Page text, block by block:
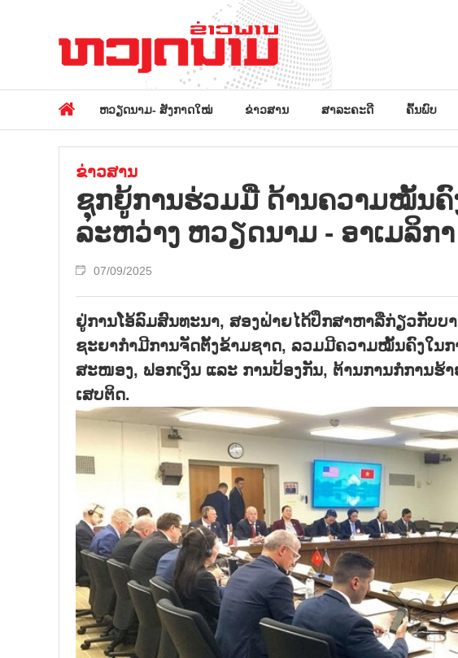
ຫວຽດນາມ- ສັງກາດໃໝ່ ຂ່າວສານ ສາລະຄະດີ ຄົ້ນພົບ
ຂ່າວສານ
ຊຸກ​ຍູ້​ການ​ຮ່ວມ​ມື​ ​ດ້ານຄວາມ​ໝັ້ນ​
ລະ​ຫວ່າງ ຫວຽດ​ນາມ - ອ​າ​ເມ​ລິ​ກາ
07/09/2025
ຢູ່ການໂອ້ລົມສົນທະນາ, ສອງຝ່າຍໄດ້ປຶກສາຫາລືກ່ຽວກັບ
ຊະຍາກຳມີການຈັດຕັ້ງຂ້າມຊາດ, ລວມມີຄວາມໝັ້ນຄົງໃນ
ສະໜອງ, ຟອກເງິນ ແລະ ການປ້ອງກັນ, ຕ້ານການກໍການຮ້
ເສບຕິດ.